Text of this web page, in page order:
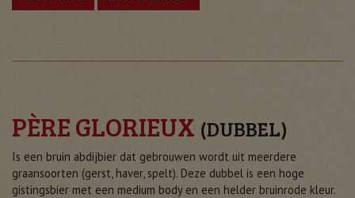
PÈRE GLORIEUX (DUBBEL)
Is een bruin abdijbier dat gebrouwen wordt uit meerdere
graansoorten (gerst, haver, spelt). Deze dubbel is een hoge
gistingsbier met een medium body en een helder bruinrode kleur.